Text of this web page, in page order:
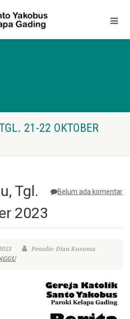
21-22 OKTOBER
Belum ada komentar
Tgl.
2023
Penulis: Dian Kusuma